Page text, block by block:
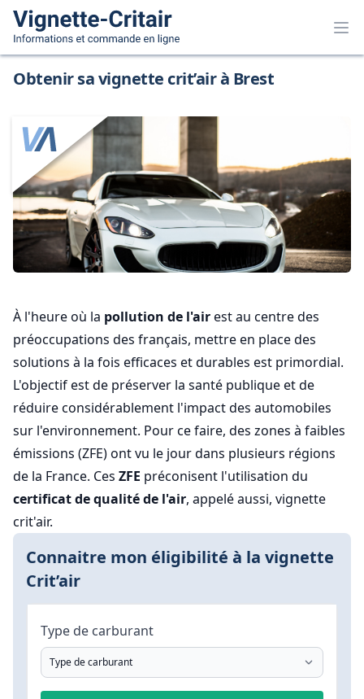
Obtenir sa vignette crit’air à Brest
À l'heure où la pollution de l'airest au centre des
préoccupations des français, mettre en place des
solutions à la fois efficaces et durables est primordial.
L'objectif est de préserver la santé publique et de
réduire considérablement l'impact des automobiles
sur l'environnement. Pour ce faire, des zones à faibles
émissions (ZFE) ont vu le jour dans plusieurs régions
de la France. Ces ZFE préconisent l'utilisation du
certificat de qualité de l'air, appelé aussi, vignette
crit'air.
Connaitre mon éligibilité à la vignette
Crit’air
Type de carburant